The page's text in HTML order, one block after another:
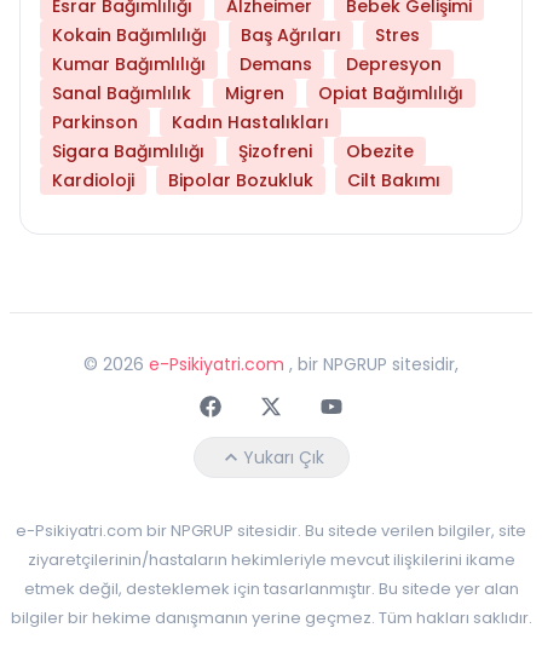
Esrar Bağımlılığı
Alzheimer
Bebek Gelişimi
Kokain Bağımlılığı
Baş Ağrıları
Stres
Kumar Bağımlılığı
Demans
Depresyon
Sanal Bağımlılık
Migren
Opiat Bağımlılığı
Parkinson
Kadın Hastalıkları
Sigara Bağımlılığı
Şizofreni
Obezite
Kardioloji
Bipolar Bozukluk Cilt Bakımı
© 2026 e-Psikiyatri.com , bir NPGRUP sitesidir,
FaceebokTwitterYoutube
Yukarı Çık
e-Psikiyatri.com bir NPGRUP sitesidir. Bu sitede verilen bilgiler, site
ziyaretçilerinin/hastaların hekimleriyle mevcut ilişkilerini ikame
etmek değil, desteklemek için tasarlanmıştır. Bu sitede yer alan
bilgiler bir hekime danışmanın yerine geçmez. Tüm hakları saklıdır.